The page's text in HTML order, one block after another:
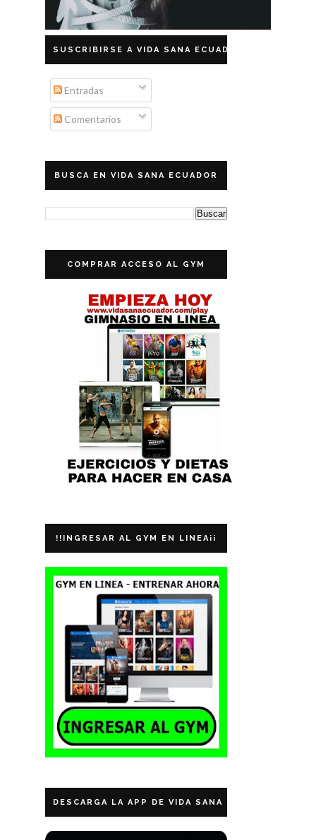
SUSCRIBIRSE A VIDA SANA ECUADOR
Entradas
Comentarios
BUSCA EN VIDA SANA ECUADOR
COMPRAR ACCESO AL GYM
!!INGRESAR AL GYM EN LINEA¡¡
DESCARGA LA APP DE VIDA SANA ECUADOR